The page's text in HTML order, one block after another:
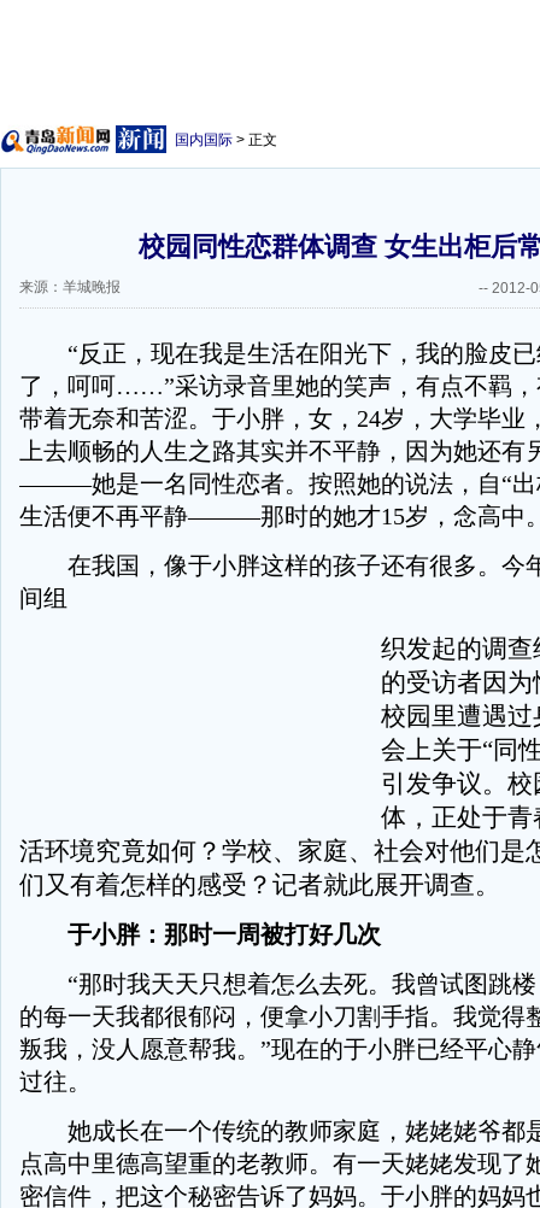
国内国际 > 正文
校园同性恋群体调查 女生出柜后
来源：羊城晚报 -- 2012-
“反正，现在我是生活在阳光下，我的脸皮已
了，呵呵……”采访录音里她的笑声，有点不羁
带着无奈和苦涩。于小胖，女，24岁，大学毕业
上去顺畅的人生之路其实并不平静，因为她还有
———她是一名同性恋者。按照她的说法，自“出
生活便不再平静———那时的她才15岁，念高中
在我国，像于小胖这样的孩子还有很多。今
间组
织发起的调查
的受访者因
校园里遭遇
会上关于“同
引发争议。
体，正处于
活环境究竟如何？学校、家庭、社会对他们是
们又有着怎样的感受？记者就此展开调查。
于小胖：那时一周被打好几次
“那时我天天只想着怎么去死。我曾试图跳楼
的每一天我都很郁闷，便拿小刀割手指。我觉得
叛我，没人愿意帮我。”现在的于小胖已经平心
过往。
她成长在一个传统的教师家庭，姥姥姥爷都
点高中里德高望重的老教师。有一天姥姥发现了
密信件，把这个秘密告诉了妈妈。于小胖的妈妈